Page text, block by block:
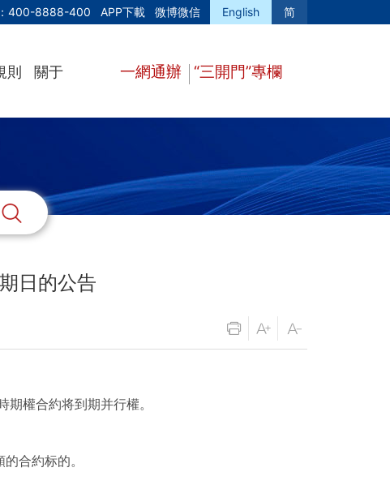
400-8888-400 APP下載 微博微信 English 简
則 關于 一網通辦 “三開門”專欄
日的公告
權合約将到期并行權。
合約标的。